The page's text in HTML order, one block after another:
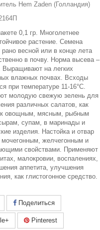
Hem Zaden (Голландия)
0,1 гр. М ноголетнее
растение. Семена
весной или в конце лета
в почву. Норма высева –
Выращивают на легких
влажных почвах. Всходы
при температуре 11-16°С.
молодую свежую зелень для
различных салатов, как
к овощным, мясным, рыбным
супам, в маринады и
изделия. Настойка и отвар
желчегонным и
свойствами. Применяют
малокровии, воспалениях,
аппетита, улучшения
как глистогонное средство.
Поделиться
Pinterest